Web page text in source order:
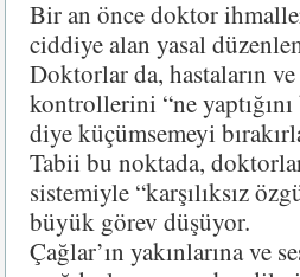
Bir an önce doktor
ciddiye alan yasal
Doktorlar da, hastaların
kontrollerini “ne yaptığını
diye küçümsemeyi
Tabii bu noktada,
sistemiyle “karşılıksız
büyük görev düşüyor.
Çağlar’ın yakınlarına ve